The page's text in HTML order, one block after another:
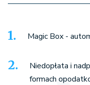
Magic Box -
Niedopłata i
formach